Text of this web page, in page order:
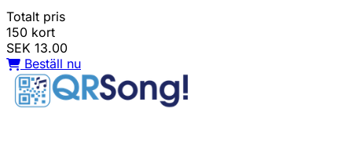
Totalt pris
150 kort
SEK 13.00
Beställ nu